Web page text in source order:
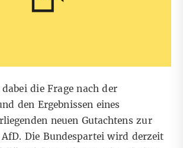
die Frage nach der
den Ergebnissen eines
neuen Gutachtens zur
Die Bundespartei wird derzeit